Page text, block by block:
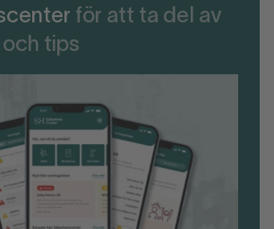
för att ta del av
och tips